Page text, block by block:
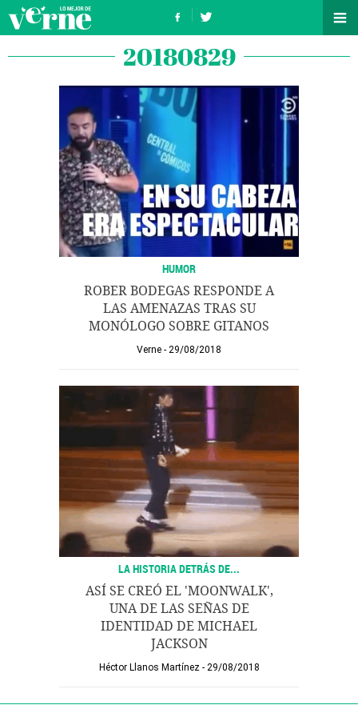
20180829
HUMOR
ROBER BODEGAS RESPONDE A
LAS AMENAZAS TRAS SU
MONÓLOGO SOBRE GITANOS
Verne 29/08/2018
LA HISTORIA DETRÁS DE...
ASÍ SE CREÓ EL 'MOONWALK',
UNA DE LAS SEÑAS DE
IDENTIDAD DE MICHAEL
JACKSON
Héctor Llanos Martínez 29/08/2018